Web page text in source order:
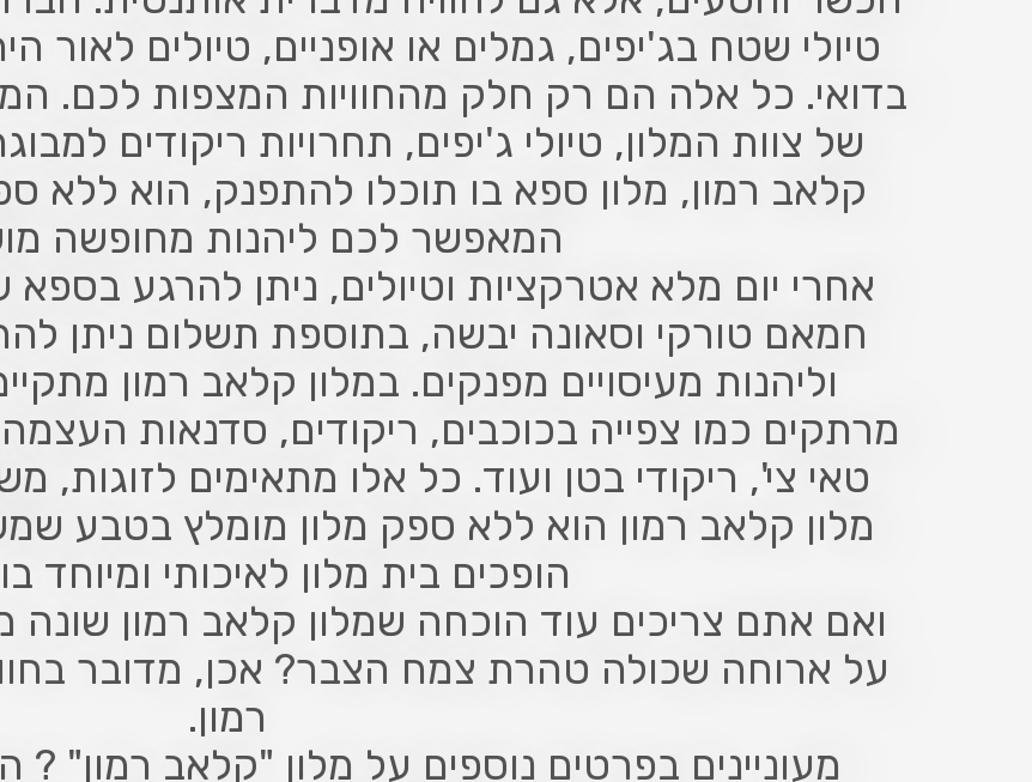
טיולי שטח בג'יפים, גמלים או אופניים, טיולים לאור
בדואי. כל אלה הם רק חלק מהחוויות המצפות לכם.
של צוות המלון, טיולי ג'יפים, תחרויות ריקודים
קלאב רמון, מלון ספא בו תוכלו להתפנק, הוא ללא
המאפשר לכם ליהנות מחופשה
אחרי יום מלא אטרקציות וטיולים, ניתן להרגע בספא
חמאם טורקי וסאונה יבשה, בתוספת תשלום ניתן
וליהנות מעיסויים מפנקים. במלון קלאב רמון
מרתקים כמו צפייה בכוכבים, ריקודים, סדנאות
טאי צי', ריקודי בטן ועוד. כל אלו מתאימים לזוגות,
מלון קלאב רמון הוא ללא ספק מלון מומלץ בטבע
הופכים בית מלון לאיכותי ומיוחד
ואם אתם צריכים עוד הוכחה שמלון קלאב רמון
על ארוחה שכולה טהרת צמח הצבר? אכן, מדובר
רמון.
מעוניינים בפרטים נוספים על מלון "קלאב רמון"